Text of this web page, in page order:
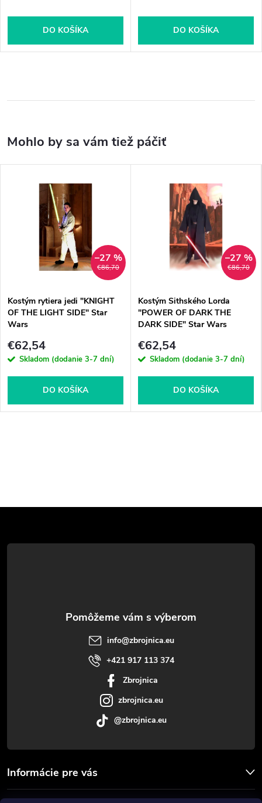
DO KOŠÍKA DO KOŠÍKA
€86,70
–27 %
Kostým rytiera jedi "KNIGHT
OF THE LIGHT SIDE" Star
Wars
€62,54
Skladom (dodanie 3-7 dní)
DO KOŠÍKA
€86,70
–27 %
Kostým Sithského Lorda
"POWER OF DARK THE
DARK SIDE" Star Wars
€62,54
Skladom (dodanie 3-7 dní)
DO KOŠÍKA
á
Informácie pre vás
info@zbrojnica.eu
+421 917 113 374
Zbrojnica
zbrojnica.eu
@zbrojnica.eu